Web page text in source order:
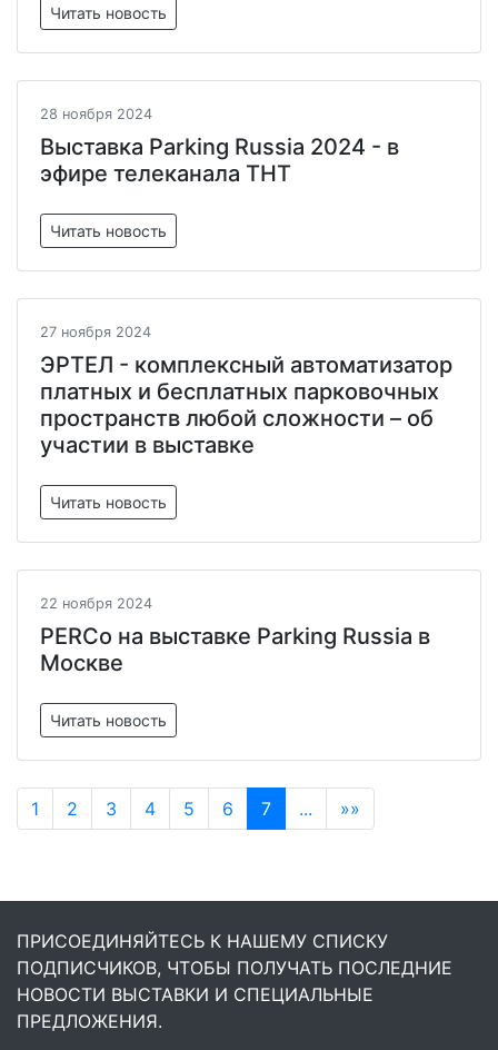
Читать новость
28 ноября 2024
Выставка Parking Russia 2024 - в
эфире телеканала ТНТ
Читать новость
27 ноября 2024
ЭРТЕЛ - комплексный автоматизатор
платных и бесплатных парковочных
пространств любой сложности – об
участии в выставке
Читать новость
22 ноября 2024
PERCo на выставке Parking Russia в
Москве
Читать новость
1 2 3 4 5 6 7 ... »»
ПРИСОЕДИНЯЙТЕСЬ К НАШЕМУ СПИСКУ
ПОДПИСЧИКОВ, ЧТОБЫ ПОЛУЧАТЬ ПОСЛЕДНИЕ
НОВОСТИ ВЫСТАВКИ И СПЕЦИАЛЬНЫЕ
ПРЕДЛОЖЕНИЯ.